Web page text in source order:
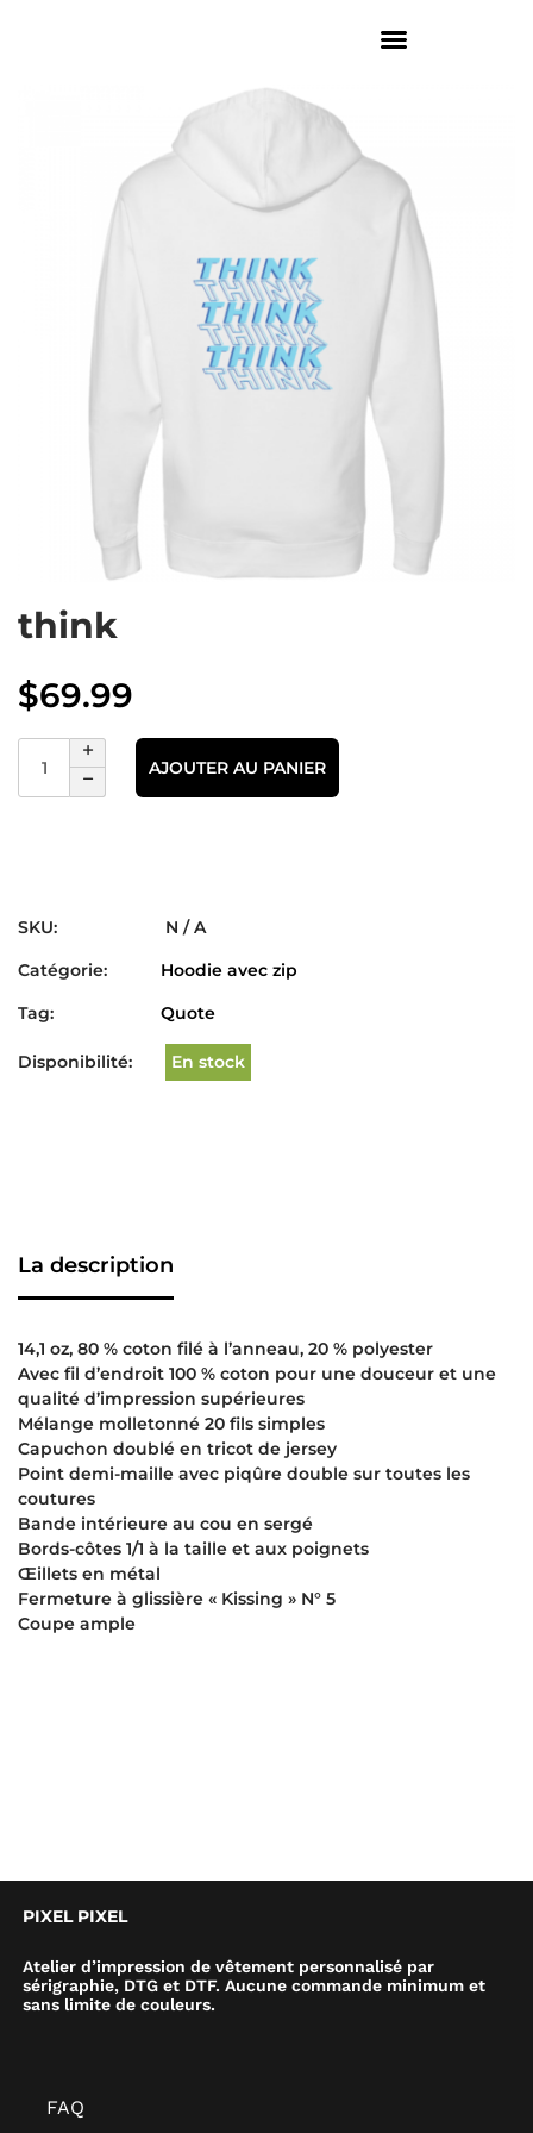
think
$69.99
AJOUTER AU PANIER
SKU:
N / A
Catégorie:
Hoodie avec zip
Tag:
Quote
Disponibilité: En stock
La description
14,1 oz, 80 % coton filé à l’anneau, 20 % polyester
Avec fil d’endroit 100 % coton pour une douceur et une
qualité d’impression supérieures
Mélange molletonné 20 fils simples
Capuchon doublé en tricot de jersey
Point demi-maille avec piqûre double sur toutes les
coutures
Bande intérieure au cou en sergé
Bords-côtes 1/1 à la taille et aux poignets
Œillets en métal
Fermeture à glissière « Kissing » N° 5
Coupe ample
PIXEL PIXEL
Atelier d’impression de vêtement personnalisé par
sérigraphie, DTG et DTF. Aucune commande minimum et
sans limite de couleurs.
FAQ